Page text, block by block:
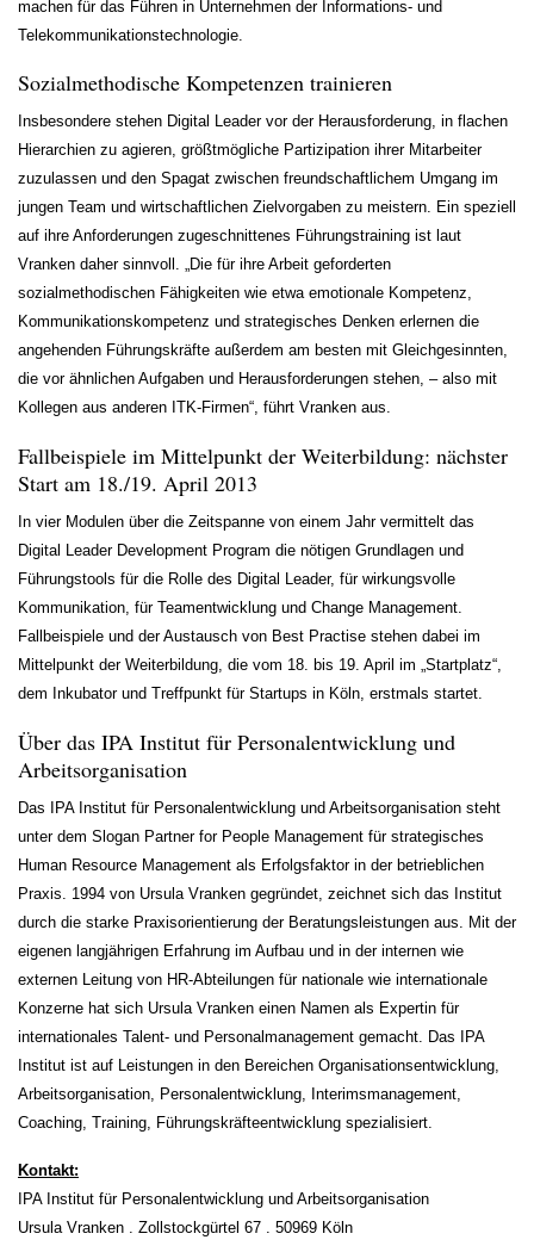
machen für das Führen in Unternehmen der Informations- und
Telekommunikationstechnologie.
Sozialmethodische Kompetenzen trainieren
Insbesondere stehen Digital Leader vor der Herausforderung, in flachen
Hierarchien zu agieren, größtmögliche Partizipation ihrer Mitarbeiter
zuzulassen und den Spagat zwischen freundschaftlichem Umgang im
jungen Team und wirtschaftlichen Zielvorgaben zu meistern. Ein speziell
auf ihre Anforderungen zugeschnittenes Führungstraining ist laut
Vranken daher sinnvoll. „Die für ihre Arbeit geforderten
sozialmethodischen Fähigkeiten wie etwa emotionale Kompetenz,
Kommunikationskompetenz und strategisches Denken erlernen die
angehenden Führungskräfte außerdem am besten mit Gleichgesinnten,
die vor ähnlichen Aufgaben und Herausforderungen stehen, – also mit
Kollegen aus anderen ITK-Firmen“, führt Vranken aus.
Fallbeispiele im Mittelpunkt der Weiterbildung: nächster
Start am 18./19. April 2013
In vier Modulen über die Zeitspanne von einem Jahr vermittelt das
Digital Leader Development Program die nötigen Grundlagen und
Führungstools für die Rolle des Digital Leader, für wirkungsvolle
Kommunikation, für Teamentwicklung und Change Management.
Fallbeispiele und der Austausch von Best Practise stehen dabei im
Mittelpunkt der Weiterbildung, die vom 18. bis 19. April im „Startplatz“,
dem Inkubator und Treffpunkt für Startups in Köln, erstmals startet.
Über das IPA Institut für Personalentwicklung und
Arbeitsorganisation
Das IPA Institut für Personalentwicklung und Arbeitsorganisation steht
unter dem Slogan Partner for People Management für strategisches
Human Resource Management als Erfolgsfaktor in der betrieblichen
Praxis. 1994 von Ursula Vranken gegründet, zeichnet sich das Institut
durch die starke Praxisorientierung der Beratungsleistungen aus. Mit der
eigenen langjährigen Erfahrung im Aufbau und in der internen wie
externen Leitung von HR-Abteilungen für nationale wie internationale
Konzerne hat sich Ursula Vranken einen Namen als Expertin für
internationales Talent- und Personalmanagement gemacht. Das IPA
Institut ist auf Leistungen in den Bereichen Organisationsentwicklung,
Arbeitsorganisation, Personalentwicklung, Interimsmanagement,
Coaching, Training, Führungskräfteentwicklung spezialisiert.
Kontakt:
IPA Institut für Personalentwicklung und Arbeitsorganisation
Ursula Vranken . Zollstockgürtel 67 . 50969 Köln